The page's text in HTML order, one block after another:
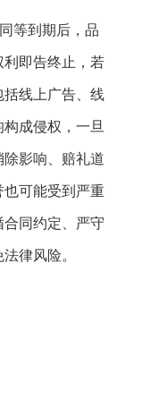
等到期后，品
利即告终止，若
线上广告、线
成侵权，一旦
影响、赔礼道
可能受到严重
同约定、严守
律风险。